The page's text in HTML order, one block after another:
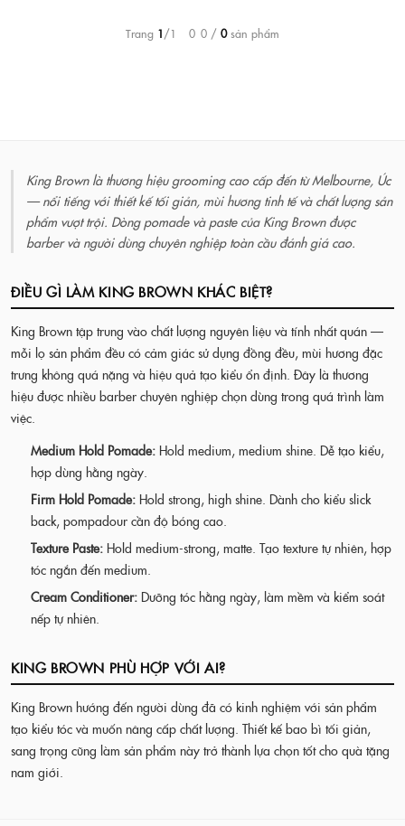
Trang 1/1 – 0–0 / 0sản phẩm
King Brown là thương hiệu grooming cao cấp đến từ Melbourne, Úc
— nổi tiếng với thiết kế tối giản, mùi hương tinh tế và chất lượng sản
phẩm vượt trội. Dòng pomade và paste của King Brown được
barber và người dùng chuyên nghiệp toàn cầu đánh giá cao.
ĐIỀU GÌ LÀM KING BROWN KHÁC BIỆT?
King Brown tập trung vào chất lượng nguyên liệu và tính nhất quán —
mỗi lọ sản phẩm đều có cảm giác sử dụng đồng đều, mùi hương đặc
trưng không quá nặng và hiệu quả tạo kiểu ổn định. Đây là thương
hiệu được nhiều barber chuyên nghiệp chọn dùng trong quá trình làm
việc.
Medium Hold Pomade: Hold medium, medium shine. Dễ tạo kiểu,
hợp dùng hằng ngày.
Firm Hold Pomade: Hold strong, high shine. Dành cho kiểu slick
back, pompadour cần độ bóng cao.
Texture Paste: Hold medium-strong, matte. Tạo texture tự nhiên, hợp
tóc ngắn đến medium.
Cream Conditioner: Dưỡng tóc hằng ngày, làm mềm và kiểm soát
nếp tự nhiên.
KING BROWN PHÙ HỢP VỚI AI?
King Brown hướng đến người dùng đã có kinh nghiệm với sản phẩm
tạo kiểu tóc và muốn nâng cấp chất lượng. Thiết kế bao bì tối giản,
sang trọng cũng làm sản phẩm này trở thành lựa chọn tốt cho quà tặng
nam giới.